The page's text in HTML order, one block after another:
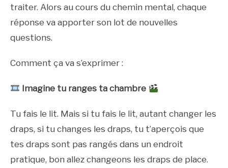
traiter. Alors au cours du chemin mental, chaque
réponse va apporter son lot de nouvelles
questions.
Comment ça va s’exprimer :
Imagine tu ranges ta chambre
Tu fais le lit. Mais si tu fais le lit, autant changer les
draps, si tu changes les draps, tu t’aperçois que
tes draps sont pas rangés dans un endroit
pratique, bon allez changeons les draps de place.